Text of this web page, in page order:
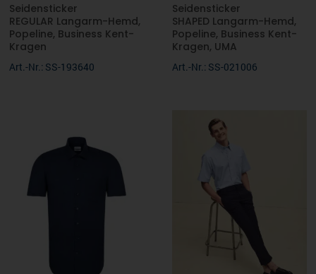
Seidensticker
REGULAR Langarm-Hemd,
Popeline, Business Kent-
Kragen
Art.-Nr.: SS-193640
Seidensticker
SHAPED Langarm-Hemd,
Popeline, Business Kent-
Kragen, UMA
Art.-Nr.: SS-021006